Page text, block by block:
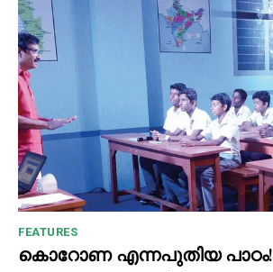
FEATURES
കൊറോണ എന്നപുതിയ പാഠം!